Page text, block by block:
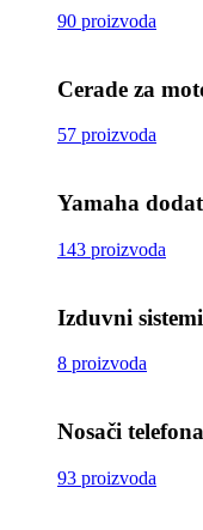
90 proizvoda
Cerade za
57 proizvoda
Yamaha
143 proizvoda
Izduvni sistemi
8 proizvoda
Nosači
93 proizvoda